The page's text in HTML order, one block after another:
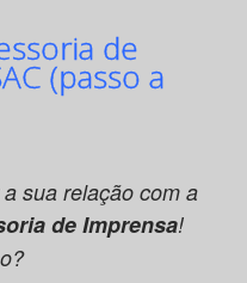
de
(passo a
sua relação com a
de Imprensa!